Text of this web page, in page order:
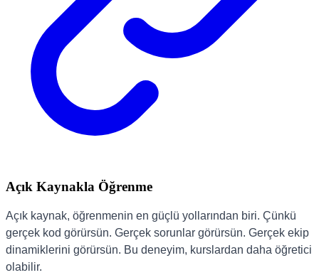
Açık Kaynakla Öğrenme
Açık kaynak, öğrenmenin en güçlü yollarından biri. Çünkü
gerçek kod görürsün. Gerçek sorunlar görürsün. Gerçek ekip
dinamiklerini görürsün. Bu deneyim, kurslardan daha öğretici
olabilir.